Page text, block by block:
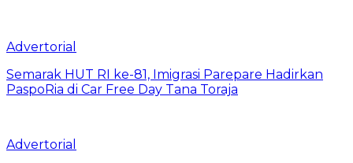
Advertorial
Semarak HUT RI ke-81, Imigrasi Parepare Hadirkan
PaspoRia di Car Free Day Tana Toraja
Advertorial